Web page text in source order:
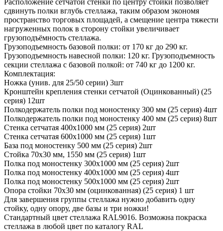
сдвинуть полки вглубь стеллажа, таким образом экономя
пространство торговых площадей, а смещение центра тяжести
нагруженных полок в сторону стойки увеличивает
грузоподъёмность стеллажа.
Грузоподъемность базовой полки: от 170 кг до 290 кг.
Грузоподъемность навесной полки: 120 кг. Грузоподъемность
секции стеллажа с базовой полкой: от 740 кг до 1200 кг.
Комплектация:
Ножка (унив. для 25/50 серии) 3шт
Кронштейн крепления стенки сетчатой (Оцинкованный) (25
серия) 12шт
Полкодержатель полки под моностенку 300 мм (25 серия) 4шт
Полкодержатель полки под моностенку 400 мм (25 серия) 8шт
Стенка сетчатая 400х1000 мм (25 серия) 2шт
Стенка сетчатая 600х1000 мм (25 серия) 1шт
База под моностенку 500 мм (25 серия) 2шт
Стойка 70х30 мм, 1550 мм (25 серия) 1шт
Полка под моностенку 300х1000 мм (25 серия) 2шт
Полка под моностенку 400х1000 мм (25 серия) 4шт
Полка под моностенку 500х1000 мм (25 серия) 2шт
Опора стойки 70х30 мм (оцинкованная) (25 серия) 1 шт
Для завершения группы стеллажа нужно добавить одну
стойку, одну опору, две базы и три ножки!
Стандартный цвет стеллажа RAL9016. Возможна покраска
стеллажа в любой цвет по каталогу RAL